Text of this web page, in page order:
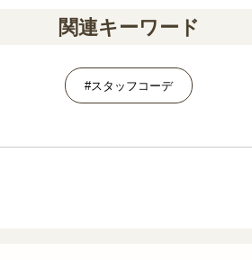
関連キーワード
#スタッフコーデ